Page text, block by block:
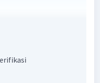
partikel (JP).